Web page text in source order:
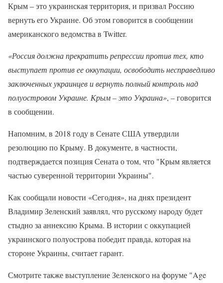
Крым – это украинская территория, и призвал Россию
вернуть его Украине. Об этом говорится в сообщении
американского ведомства в Twitter.
«Россия должна прекратить репрессии против тех, кто
выступает против ее оккупации, освободить несправедливо
заключенных украинцев и вернуть полный контроль над
полуостровом Украине. Крым – это Украина», – говорится
в сообщении.
Напомним, в 2018 году в Сенате США утвердили
резолюцию по Крыму. В документе, в частности,
подтверждается позиция Сената о том, что "Крым является
частью суверенной территории Украины".
Как сообщали новости «Сегодня», на днях президент
Владимир Зеленский заявлял, что русскому народу будет
стыдно за аннексию Крыма. В истории с оккупацией
украинского полуострова победит правда, которая на
стороне Украины, считает гарант.
Смотрите также выступление Зеленского на форуме "Age